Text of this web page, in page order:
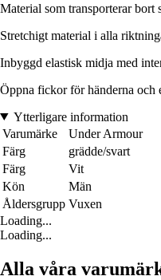
Material som transporterar bort
Stretchigt material i alla
Inbyggd elastisk midja med
Öppna fickor för händerna och
Ytterligare information
Varumärke
Under Armour
Färg
grädde/svart
Färg
Vit
Kön
Män
Åldersgrupp Vuxen
Loading...
Loading...
Alla våra